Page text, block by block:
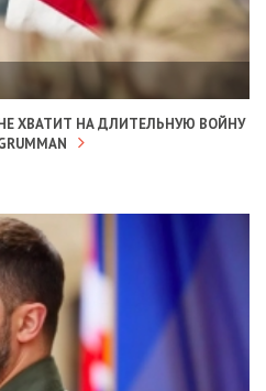
ХВАТИТ НА ДЛИТЕЛЬНУЮ ВОЙНУ